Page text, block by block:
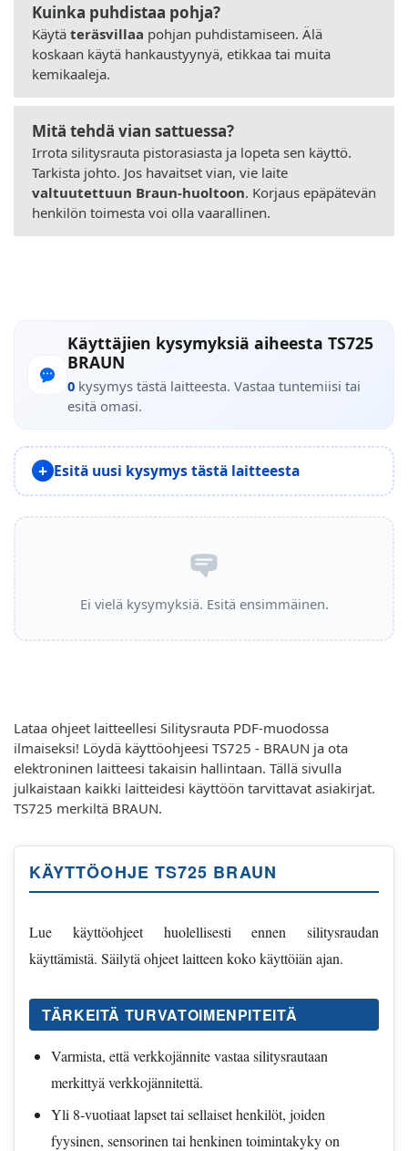
Kuinka puhdistaa pohja?
Käytä teräsvillaa pohjan puhdistamiseen. Älä
koskaan käytä hankaustyynyä, etikkaa tai muita
kemikaaleja.
Mitä tehdä vian sattuessa?
Irrota silitysrauta pistorasiasta ja lopeta sen käyttö.
Tarkista johto. Jos havaitset vian, vie laite
valtuutettuun Braun-huoltoon. Korjaus epäpätevän
henkilön toimesta voi olla vaarallinen.
Käyttäjien kysymyksiä aiheesta TS725
BRAUN
0 kysymys tästä laitteesta. Vastaa tuntemiisi tai
esitä omasi.
Esitä uusi kysymys tästä laitteesta
Ei vielä kysymyksiä. Esitä ensimmäinen.
Lataa ohjeet laitteellesi Silitysrauta PDF-muodossa
ilmaiseksi! Löydä käyttöohjeesi TS725 - BRAUN ja ota
elektroninen laitteesi takaisin hallintaan. Tällä sivulla
julkaistaan kaikki laitteidesi käyttöön tarvittavat asiakirjat.
TS725 merkiltä BRAUN.
KÄYTTÖOHJE TS725 BRAUN
Lue käyttöohjeet huolellisesti ennen silitysraudan
käyttämistä. Säilytä ohjeet laitteen koko käyttöiän ajan.
TÄRKEITÄ TURVATOIMENPITEITÄ
Varmista, että verkkojännite vastaa silitysrautaan
merkittyä verkkojännitettä.
Yli 8-vuotiaat lapset tai sellaiset henkilöt, joiden
fyysinen, sensorinen tai henkinen toimintakyky on